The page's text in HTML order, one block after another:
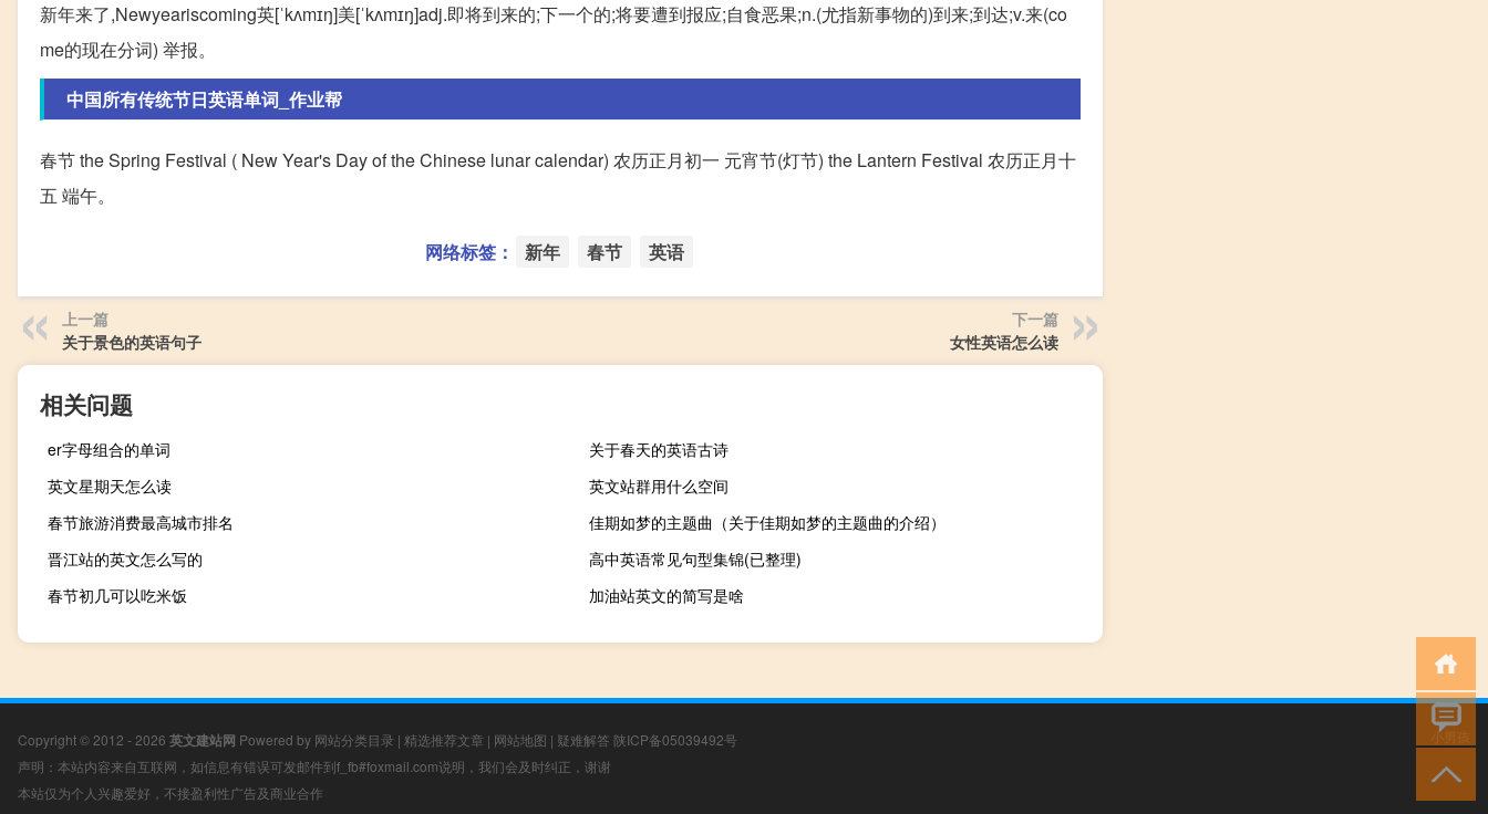
新年来了,Newyeariscoming英[ˈkʌmɪŋ]美[ˈkʌmɪŋ]adj.即将到来的;下一个的;将要遭到报应;自食恶果;n.(尤指新事物的)到来;到达;v.来(co
me的现在分词) 举报。
中国所有传统节日英语单词_作业帮
春节 the Spring Festival ( New Year's Day of the Chinese lunar calendar) 农历正月初一 元宵节(灯节) the Lantern Festival 农历正月十
五 端午。
网络标签： 新年 春节 英语
上一篇
关于景色的英语句子
下一篇
女性英语怎么读
相关问题
er字母组合的单词
关于春天的英语古诗
英文星期天怎么读
英文站群用什么空间
春节旅游消费最高城市排名
佳期如梦的主题曲（关于佳期如梦的主题曲的介绍）
晋江站的英文怎么写的
高中英语常见句型集锦(已整理)
春节初几可以吃米饭
加油站英文的简写是啥
Copyright © 2012 - 2026 英文建站网 Powered by 网站分类目录 | 精选推荐文章 | 网站地图 | 疑难解答 陕ICP备05039492号
声明：本站内容来自互联网，如信息有错误可发邮件到f_fb#foxmail.com说明，我们会及时纠正，谢谢
本站仅为个人兴趣爱好，不接盈利性广告及商业合作
小男孩